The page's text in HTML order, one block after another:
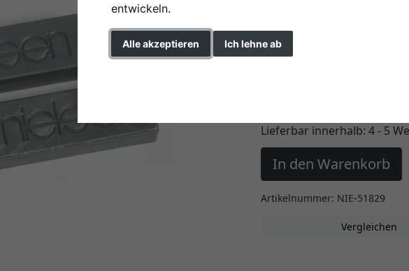
entwickeln.
Alle akzeptieren Ich lehne ab
Farbe
Lieferbar innerhalb: 4 - 5
In den Warenkorb
Artikelnummer: NIE-51829
Vergleichen